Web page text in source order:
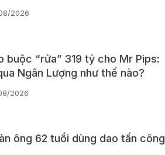
2026
buộc “rửa” 319 tỷ cho Mr Pips:
Ngân Lượng như thế nào?
2026
ông 62 tuổi dùng dao tấn công